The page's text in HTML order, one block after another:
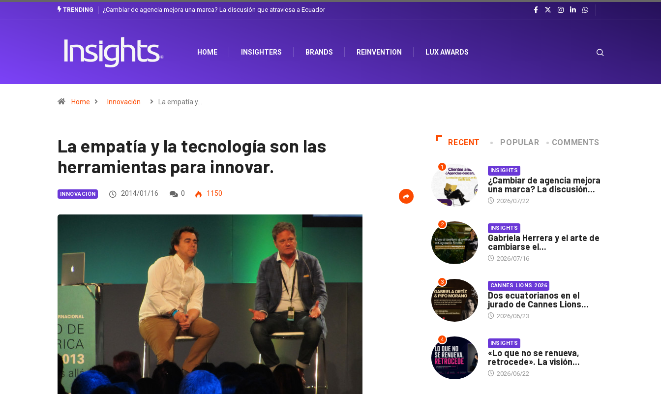
TRENDING Gabriela Herrera y el arte de cambiarse el sombrero en Corporación Favorita
HOME INSIGHTERS BRANDS REINVENTION LUX AWARDS
Home Innovación La empatía y…
La empatía y la tecnología son las
herramientas para innovar.
INNOVACIÓN 2014/01/16 0 1150
RECENT POPULAR COMMENTS
1 INSIGHTS
¿Cambiar de agencia mejora
una marca? La discusión...
2026/07/22
2 INSIGHTS
Gabriela Herrera y el arte de
cambiarse el...
2026/07/16
3 CANNES LIONS 2026
Dos ecuatorianos en el
jurado de Cannes Lions...
2026/06/23
4 INSIGHTS
«Lo que no se renueva,
retrocede». La visión...
2026/06/22